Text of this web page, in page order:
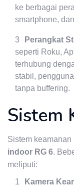
ke berbagai
smartphone,
Perangkat
seperti Roku,
terhubung
stabil,
tanpa buffering.
Sistem
Sistem
indoor RG 6.
meliputi:
Kamera